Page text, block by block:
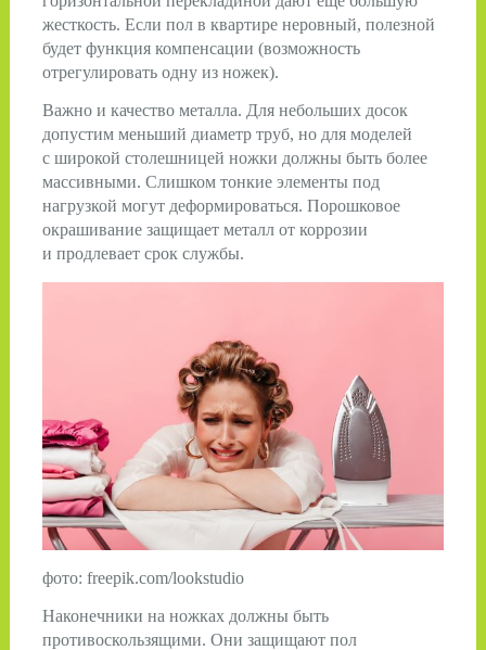
жесткость. Если пол в квартире неровный, полезной
будет функция компенсации (возможность
отрегулировать одну из ножек).
Важно и качество металла. Для небольших досок
допустим меньший диаметр труб, но для моделей
с широкой столешницей ножки должны быть более
массивными. Слишком тонкие элементы под
нагрузкой могут деформироваться. Порошковое
окрашивание защищает металл от коррозии
и продлевает срок службы.
фото: freepik.com/lookstudio
Наконечники на ножках должны быть
противоскользящими. Они защищают пол